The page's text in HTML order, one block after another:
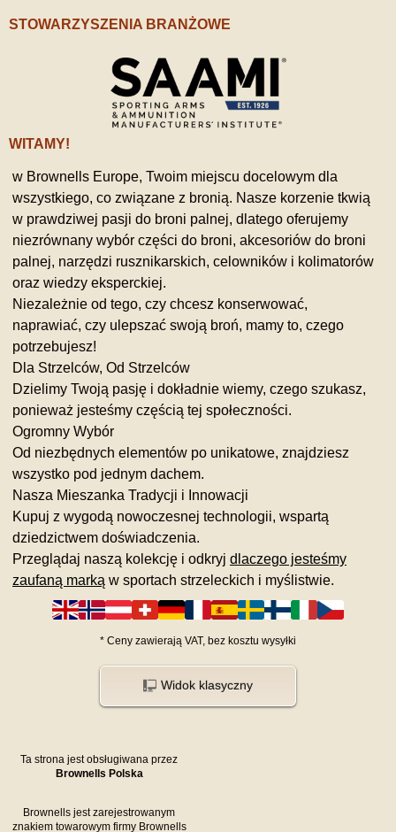
STOWARZYSZENIA BRANŻOWE
WITAMY!
w Brownells Europe, Twoim miejscu docelowym dla
wszystkiego, co związane z bronią. Nasze korzenie tkwią
w prawdziwej pasji do broni palnej, dlatego oferujemy
niezrównany wybór części do broni, akcesoriów do broni
palnej, narzędzi rusznikarskich, celowników i kolimatorów
oraz wiedzy eksperckiej.
Niezależnie od tego, czy chcesz konserwować,
naprawiać, czy ulepszać swoją broń, mamy to, czego
potrzebujesz!
Dla Strzelców, Od Strzelców
Dzielimy Twoją pasję i dokładnie wiemy, czego szukasz,
ponieważ jesteśmy częścią tej społeczności.
Ogromny Wybór
Od niezbędnych elementów po unikatowe, znajdziesz
wszystko pod jednym dachem.
Nasza Mieszanka Tradycji i Innowacji
Kupuj z wygodą nowoczesnej technologii, wspartą
dziedzictwem doświadczenia.
Przeglądaj naszą kolekcję i odkryj dlaczego jesteśmy
zaufaną marką w sportach strzeleckich i myślistwie.
* Ceny zawierają VAT, bez kosztu wysyłki
Widok klasyczny
Ta strona jest obsługiwana przez
Brownells Polska
Brownells jest zarejestrowanym
znakiem towarowym firmy Brownells